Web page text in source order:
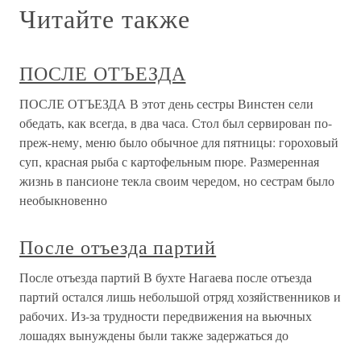
Читайте также
ПОСЛЕ ОТЪЕЗДА
ПОСЛЕ ОТЪЕЗДА В этот день сестры Винстен сели
обедать, как всегда, в два часа. Стол был сервирован по-
преж-нему, меню было обычное для пятницы: гороховый
суп, красная рыба с картофельным пюре. Размеренная
жизнь в пансионе текла своим чередом, но сестрам было
необыкновенно
После отъезда партий
После отъезда партий В бухте Нагаева после отъезда
партий остался лишь небольшой отряд хозяйственников и
рабочих. Из-за трудности передвижения на вьючных
лошадях вынуждены были также задержаться до